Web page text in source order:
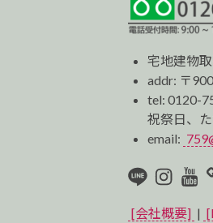
宅地建物
addr: 〒
tel:0120-
祝祭日、
email:
LINE
[会社概要] |